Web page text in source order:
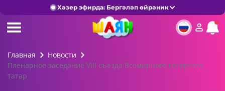
Хәзер эфирда: Бергәләп өйрәник
Главная
Новости
Пленарное заседание VIII съезда Всемирного конгресса
татар